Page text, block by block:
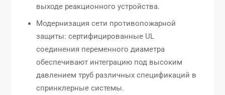
выходе реакционного устройства.
Модернизация сети противопожарной
защиты: сертифицированные UL
соединения переменного диаметра
обеспечивают интеграцию под высоким
давлением труб различных спецификаций в
спринклерные системы.